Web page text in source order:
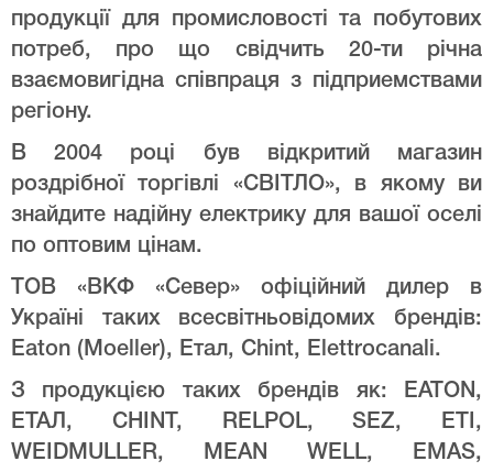
продукції для промисловості та побутових
потреб, про що свідчить 20-ти річна
взаємовигідна співпраця з підприемствами
регіону.
В 2004 році був відкритий магазин
роздрібної торгівлі «СВІТЛО», в якому ви
знайдите надійну електрику для вашої оселі
по оптовим цінам.
ТОВ «ВКФ «Север» офіційний дилер в
Україні таких всесвітньовідомих брендів:
Eaton (Moeller), Етал, Chint, Elettrocanali.
З продукцією таких брендів як: EATON,
ЕТАЛ, CHINT, RELPOL, SEZ, ETI,
WEIDMULLER, MEAN WELL, EMAS,